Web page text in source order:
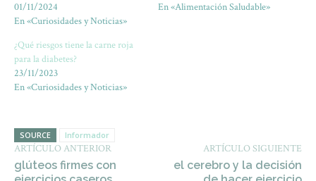
01/11/2024
En «Curiosidades y Noticias»
En «Alimentación Saludable»
¿Qué riesgos tiene la carne roja
para la diabetes?
23/11/2023
En «Curiosidades y Noticias»
SOURCE Informador
ARTÍCULO ANTERIOR
glúteos firmes con
ARTÍCULO SIGUIENTE
el cerebro y la decisión